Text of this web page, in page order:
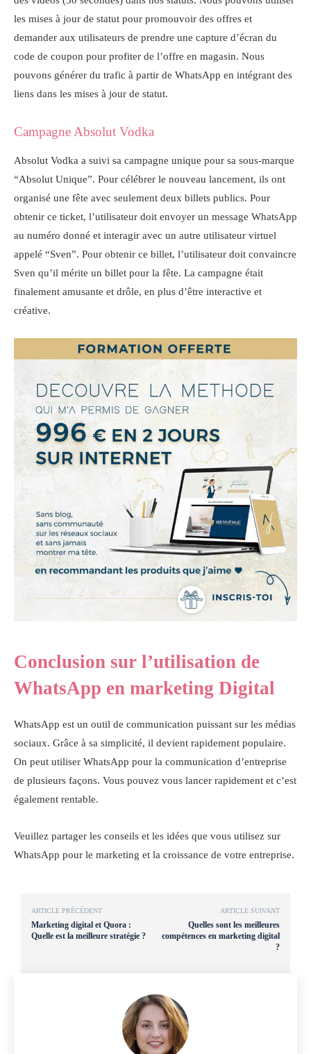
les mises à jour de statut pour promouvoir des offres et
demander aux utilisateurs de prendre une capture d’écran du
code de coupon pour profiter de l’offre en magasin. Nous
pouvons générer du trafic à partir de WhatsApp en intégrant des
liens dans les mises à jour de statut.
Campagne Absolut Vodka
Absolut Vodka a suivi sa campagne unique pour sa sous-marque
“Absolut Unique”. Pour célébrer le nouveau lancement, ils ont
organisé une fête avec seulement deux billets publics. Pour
obtenir ce ticket, l’utilisateur doit envoyer un message WhatsApp
au numéro donné et interagir avec un autre utilisateur virtuel
appelé “Sven”. Pour obtenir ce billet, l’utilisateur doit convaincre
Sven qu’il mérite un billet pour la fête. La campagne était
finalement amusante et drôle, en plus d’être interactive et
créative.
Conclusion sur l’utilisation de
WhatsApp en marketing Digital
WhatsApp est un outil de communication puissant sur les médias
sociaux. Grâce à sa simplicité, il devient rapidement populaire.
On peut utiliser WhatsApp pour la communication d’entreprise
de plusieurs façons. Vous pouvez vous lancer rapidement et c’est
également rentable.
Veuillez partager les conseils et les idées que vous utilisez sur
WhatsApp pour le marketing et la croissance de votre entreprise.
ARTICLE PRÉCÉDENT
Marketing digital et Quora :
Quelle est la meilleure stratégie ?
ARTICLE SUIVANT
Quelles sont les meilleures
compétences en marketing digital
?